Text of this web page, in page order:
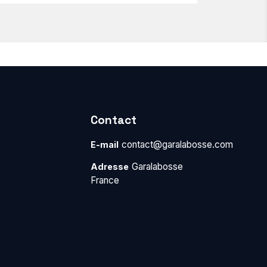
Contact
E-mail contact@garalabosse.com
Adresse Garalabosse
France